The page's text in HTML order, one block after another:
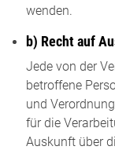
wenden.
b) Recht auf
Jede von der
betroffene
und
für die
Auskunft über